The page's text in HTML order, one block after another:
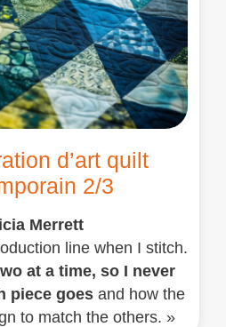
d’art quilt
2/3
Merrett
line when I stitch.
at a time, so I never
piece goes and how the
to match the others. »